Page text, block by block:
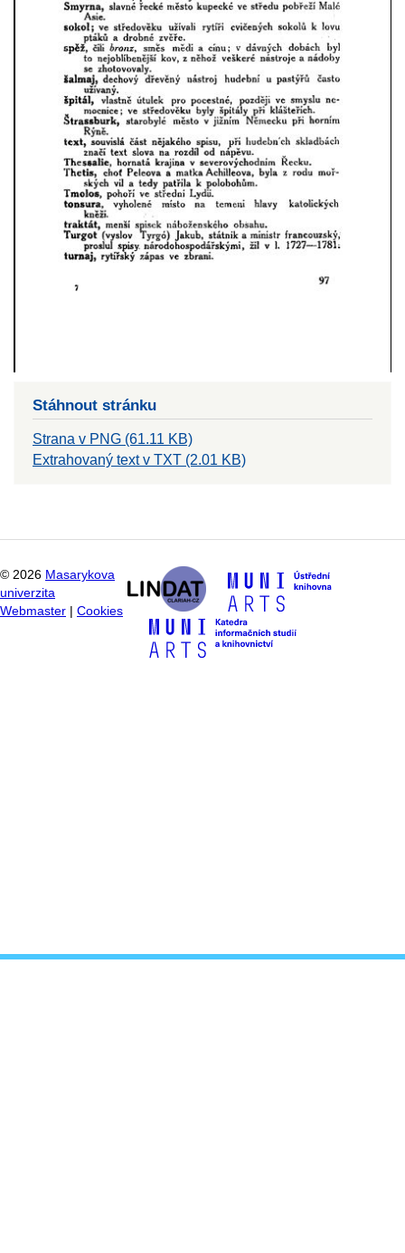
Stáhnout stránku
Strana v PNG (61.11 KB)
Extrahovaný text v TXT (2.01 KB)
© 2026 Masarykova
univerzita
Webmaster
Cookies